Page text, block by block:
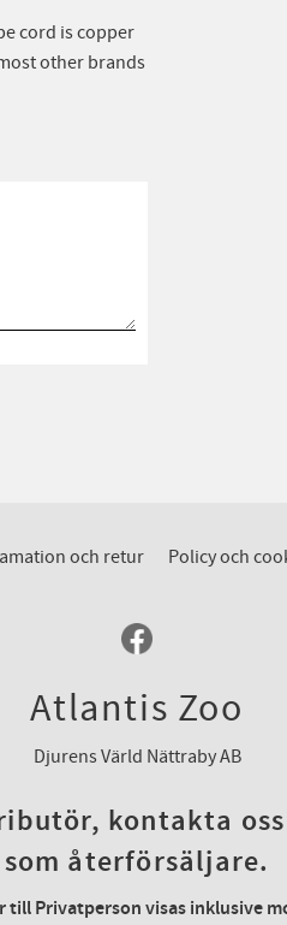
cord is copper
other brands
och retur Policy och
Atlantis Zoo
Djurens Värld Nättraby AB
kontakta
som återförsäljare.
till Privatperson visas inklusive